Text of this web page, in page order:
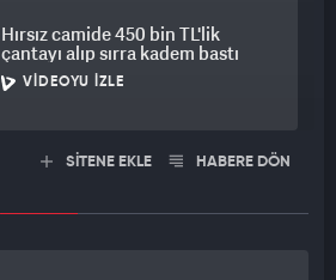
Hırsız camide 450 bin TL'lik
çantayı alıp sırra kadem bastı
VIDEOYU İZLE
SİTENE EKLE HABERE DÖN